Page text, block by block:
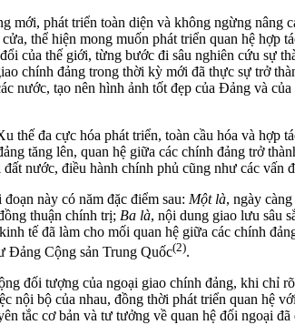
phát triển toàn diện và không ngừng nâng
thể hiện mong muốn phát triển quan hệ
của thế giới, từng bước đi sâu nghiên cứu sự
chính đảng trong thời kỳ mới đã thực sự trở
nước, tạo nên hình ảnh tốt đẹp của Đảng và
đa cực hóa phát triển, toàn cầu hóa và hợp
tăng lên, quan hệ giữa các chính đảng trở
nước, điều hành chính phủ cũng như các vấn
này có năm đặc điểm sau: Một là, ngày
thuận chính trị; Ba là, nội dung giao lưu sâu
tế đã làm cho mối quan hệ giữa các chính
Đảng Cộng sản Trung Quốc(2).
đối tượng của ngoại giao chính đảng, khi chỉ
nội bộ của nhau, đồng thời phát triển quan
tắc cơ bản và tư tưởng về quan hệ đối ngoại đã